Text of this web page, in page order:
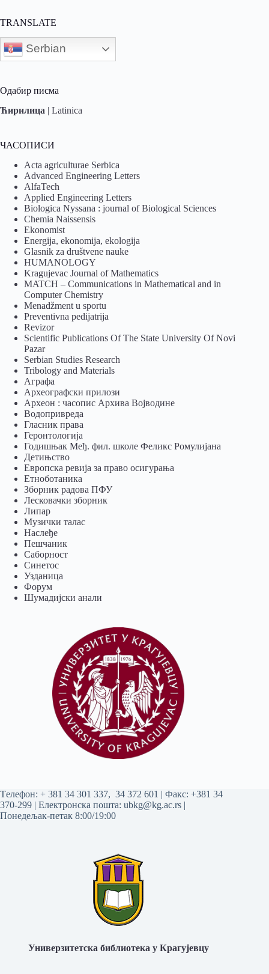
TRANSLATE
Serbian
Одабир писма
Ћирилица | Latinica
ЧАСОПИСИ
Acta agriculturae Serbica
Advanced Engineering Letters
AlfaTech
Applied Engineering Letters
Biologica Nyssana : journal of Biological Sciences
Chemia Naissensis
Ekonomist
Energija, ekonomija, ekologija
Glasnik za društvene nauke
HUMANOLOGY
Kragujevac Journal of Mathematics
MATCH – Communications in Mathematical and in
Computer Chemistry
Menadžment u sportu
Preventivna pedijatrija
Revizor
Scientific Publications Of The State University Of Novi
Pazar
Serbian Studies Research
Tribology and Materials
Аграфа
Археографски прилози
Археон : часопис Архива Војводине
Водопривреда
Гласник права
Геронтологија
Годишњак Међ. фил. школе Феликс Ромулијана
Детињство
Европска ревија за право осигурања
Eтноботаника
Зборник радова ПФУ
Лесковачки зборник
Липар
Музички талас
Наслеђе
Пешчаник
Саборност
Синетос
Узданица
Форум
Шумадијски анали
Tелефон: + 381 34 301 337, 34 372 601 | Факс: +381 34
370-299 | Електронска пошта: ubkg@kg.ac.rs |
Понедељак-петак 8:00/19:00
Универзитетска библиотека у Крагујевцу